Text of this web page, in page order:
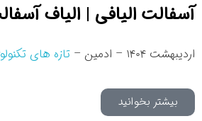
آسفالت الیافی | الیاف
اردیبهشت ۱۴۰۴ – ادمین – تازه های
بیشتر بخوانید